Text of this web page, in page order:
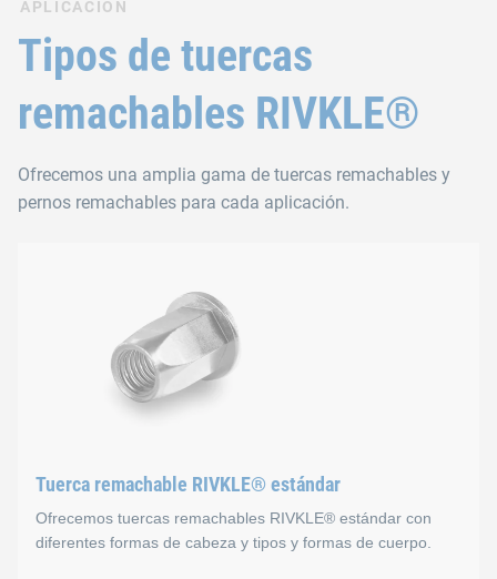
APLICACIÓN
Tipos de tuercas
remachables RIVKLE®
Ofrecemos una amplia gama de tuercas remachables y
pernos remachables para cada aplicación.
Tuerca remachable RIVKLE® estándar
Ofrecemos tuercas remachables RIVKLE® estándar con
diferentes formas de cabeza y tipos y formas de cuerpo.